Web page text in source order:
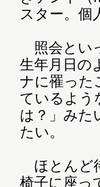
スター。個
照会とい
生年月日の
ナに罹った
ているよう
は？」みた
たい。
ほとんど
椅子に座っ